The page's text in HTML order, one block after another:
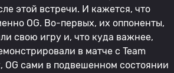
этой встречи. И кажется, что
OG. Во-первых, их оппоненты,
свою игру и, что куда важнее,
в матче с Team
OG сами в подвешенном состоянии